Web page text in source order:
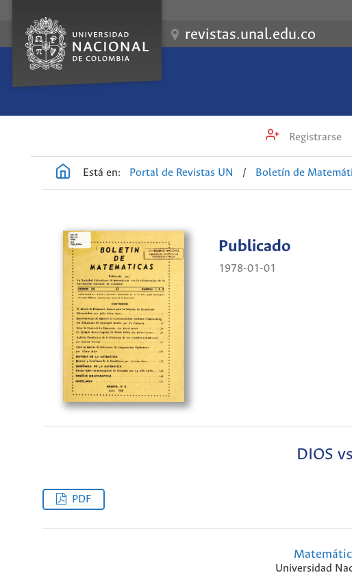
revistas.unal.edu.co
Registrarse
Está en: Portal de Revistas UN / Boletín de
Publicado
1978-01-01
DIOS
PDF
Universidad